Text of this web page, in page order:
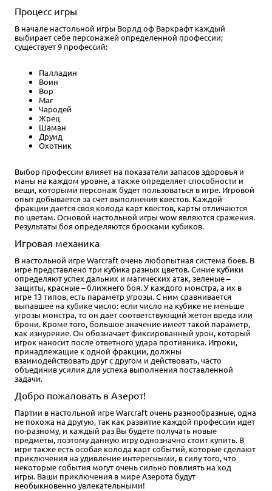
Процесс игры
В начале настольной игры Ворлд оф Варкрафт каждый
выбирает себе персонажей определенной профессии;
существует 9 профессий:
Палладин
Воин
Вор
Маг
Чародей
Жрец
Шаман
Друид
Охотник
Выбор профессии влияет на показатели запасов здоровья и
маны на каждом уровне, а также определяет способности и
вещи, которыми персонаж будет пользоваться в игре. Игровой
опыт добывается за счет выполнения квестов. Каждой
фракции дается своя колода карт квестов, карты отличаются
по цветам. Основой настольной игры wow являются сражения.
Результаты боя определяются бросками кубиков.
Игровая механика
В настольной игре Warcraft очень любопытная система боев. В
игре представлено три кубика разных цветов. Синие кубики
определяют успех дальних и магических атак, зеленые –
защиты, красные – ближнего боя. У каждого монстра, а их в
игре 13 типов, есть параметр угрозы. С ним сравнивается
выпавшее на кубике число: если число на кубике не меньше
угрозы монстра, то он дает соответствующий жетон вреда или
брони. Кроме того, большое значение имеет такой параметр,
как изнурение. Он обозначает фиксированный урон, который
игрок наносит после ответного удара противника. Игроки,
принадлежащие к одной фракции, должны
взаимодействовать друг с другом и действовать, часто
объединив усилия для успеха выполнения поставленной
задачи.
Добро пожаловать в Азерот!
Партии в настольной игре Warcraft очень разнообразные, одна
не похожа на другую, так как развитие каждой профессии идет
по-разному, и каждый раз Вы будете получать новые
предметы, поэтому данную игру однозначно стоит купить. В
игре также есть особая колода карт событий, которые сделают
приключения на удивление интересными, в силу того, что
некоторые события могут очень сильно повлиять на ход
игры. Ваши приключения в мире Азерота будут
необыкновенно увлекательными!